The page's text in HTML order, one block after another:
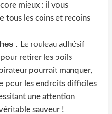
mieux : il vous
tous les coins et recoins
: Le rouleau adhésif
retirer les poils
pourrait manquer,
pour les endroits difficiles
une attention
sauveur !